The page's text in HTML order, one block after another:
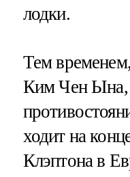
лодки.
Тем
Ким Чен Ына,
ходит на
Клэптона в